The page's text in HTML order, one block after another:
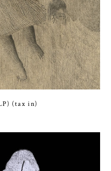
(tax in)